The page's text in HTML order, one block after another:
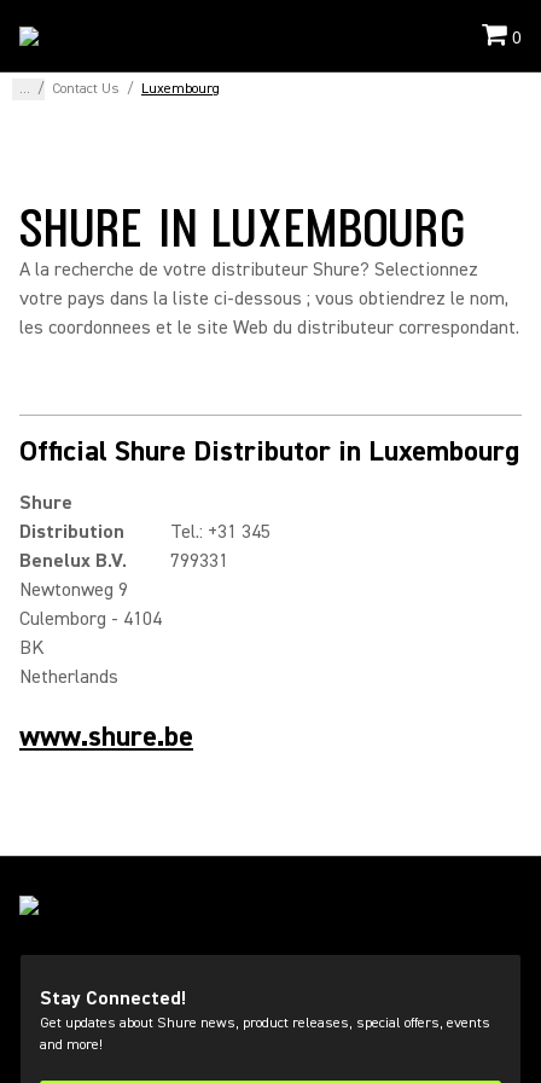
0
... / Contact Us / Luxembourg
SHURE IN LUXEMBOURG
A la recherche de votre distributeur Shure? Selectionnez
votre pays dans la liste ci-dessous ; vous obtiendrez le nom,
les coordonnees et le site Web du distributeur correspondant.
Official Shure Distributor in Luxembourg
Shure
Distribution
Benelux B.V.
Newtonweg 9
Culemborg - 4104
BK
Netherlands
Tel.: +31 345
799331
www.shure.be
Stay Connected!
Get updates about Shure news, product releases, special offers, events
and more!